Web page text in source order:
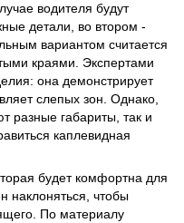
водителя будут
детали, во втором -
вариантом считается
краями. Экспертами
она демонстрирует
слепых зон. Однако,
разные габариты, так и
каплевидная
будет комфортна для
наклоняться, чтобы
По материалу